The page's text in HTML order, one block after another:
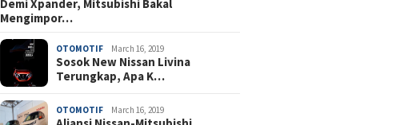
Demi Xpander, Mitsubishi Bakal
Mengimpor…
OTOMOTIF March 16, 2019
Sosok New Nissan Livina
Terungkap, Apa K…
OTOMOTIF March 16, 2019